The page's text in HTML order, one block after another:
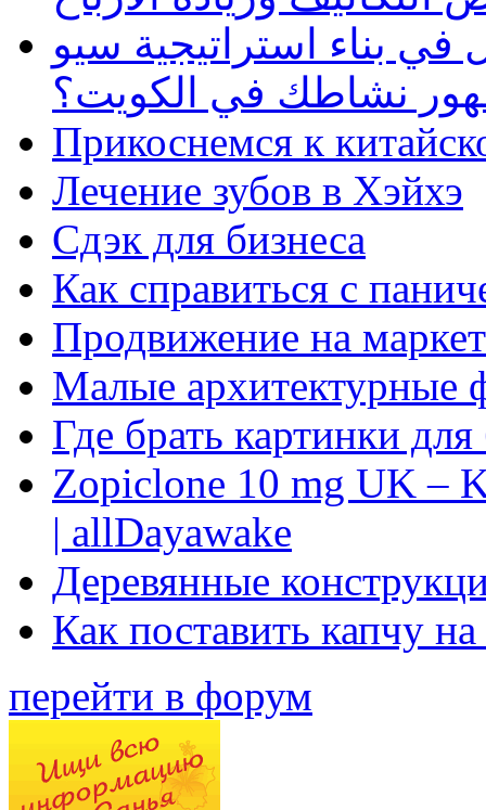
بناء استراتيجية سيو
نشاطك في الكويت؟
Прикоснемся к
Лечение зубов в Хэйхэ
Сдэк для бизнеса
Как справиться с
Продвижение на
Малые архитектурные
Где брать картинки
Zopiclone 10 mg UK –
| allDayawake
Деревянные
Как поставить капчу
перейти в форум